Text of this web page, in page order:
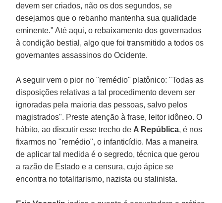
devem ser criados, não os dos segundos, se
desejamos que o rebanho mantenha sua qualidade
eminente." Até aqui, o rebaixamento dos governados
à condição bestial, algo que foi transmitido a todos os
governantes assassinos do Ocidente.
A seguir vem o pior no "remédio" platônico: "Todas as
disposições relativas a tal procedimento devem ser
ignoradas pela maioria das pessoas, salvo pelos
magistrados". Preste atenção à frase, leitor idôneo. O
hábito, ao discutir esse trecho de A República, é nos
fixarmos no "remédio", o infanticídio. Mas a maneira
de aplicar tal medida é o segredo, técnica que gerou
a razão de Estado e a censura, cujo ápice se
encontra no totalitarismo, nazista ou stalinista.